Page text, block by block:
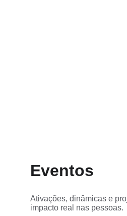
Eventos
Ativações, dinâmicas e
impacto real nas pessoas.